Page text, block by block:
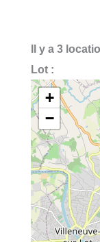
Il y a 3
Lot :
+
−